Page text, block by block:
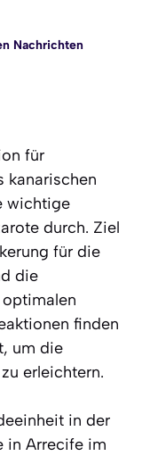
Nachrichten
für
kanarischen
wichtige
durch. Ziel
für die
die
optimalen
finden
um die
erleichtern.
in der
in Arrecife im